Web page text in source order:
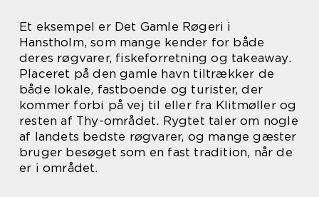
Et eksempel er Det Gamle Røgeri i
Hanstholm, som mange kender for både
deres røgvarer, fiskeforretning og takeaway.
Placeret på den gamle havn tiltrækker de
både lokale, fastboende og turister, der
kommer forbi på vej til eller fra Klitmøller og
resten af Thy-området. Rygtet taler om nogle
af landets bedste røgvarer, og mange gæster
bruger besøget som en fast tradition, når de
er i området.